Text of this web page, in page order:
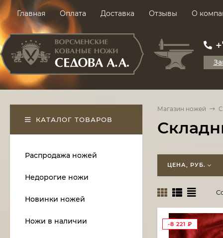
Главная Оплата Доставка Отзывы О
Магазин ножей
ЦЕНА, РУБ.
-8 221 ₽
КАТАЛОГ ТОВАРОВ
Распродажа ножей
Недорогие ножи
Новинки ножей
Ножи в наличии